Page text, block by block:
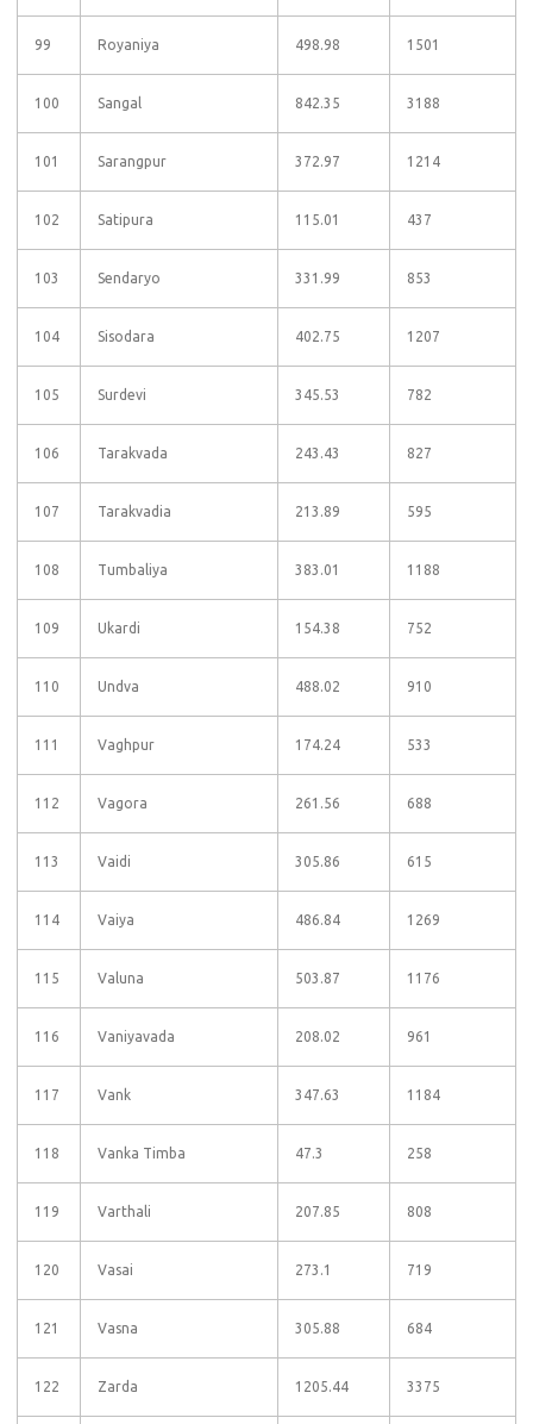
99 Royaniya 498.98 1501
100 Sangal 842.35 3188
101 Sarangpur 372.97 1214
102 Satipura 115.01 437
103 Sendaryo 331.99 853
104 Sisodara 402.75 1207
105 Surdevi 345.53 782
106 Tarakvada 243.43 827
107 Tarakvadia 213.89 595
108 Tumbaliya 383.01 1188
109 Ukardi 154.38 752
110 Undva 488.02 910
111 Vaghpur 174.24 533
112 Vagora 261.56 688
113 Vaidi 305.86 615
114 Vaiya 486.84 1269
115 Valuna 503.87 1176
116 Vaniyavada 208.02 961
117 Vank 347.63 1184
118 Vanka Timba 47.3 258
119 Varthali 207.85 808
120 Vasai 273.1 719
121 Vasna 305.88 684
122 Zarda 1205.44 3375